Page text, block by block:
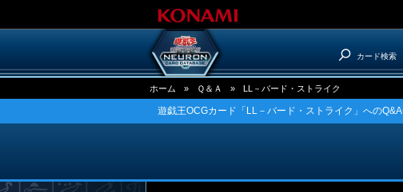
カード検索
ホーム » Ｑ＆Ａ » LL－バード・ストライク
遊戯王OCGカード「LL－バード・ストライク」へのQ&A